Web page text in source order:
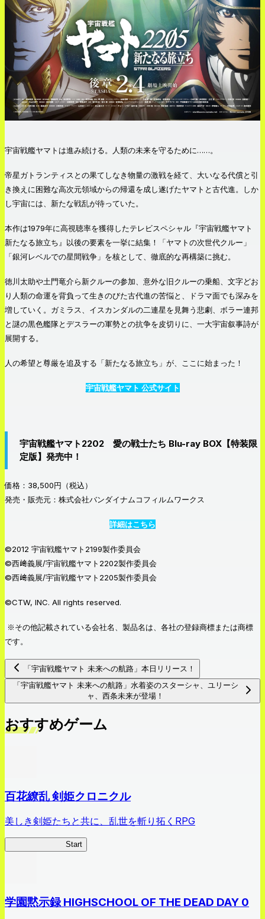
宇宙戦艦ヤマトは進み続ける。人類の未来を守るために……。
帝星ガトランティスとの果てしなき物量の激戦を経て、大いなる代償と引
き換えに困難な高次元領域からの帰還を成し遂げたヤマトと古代進。しか
し宇宙には、新たな戦乱が待っていた。
本作は1979年に高視聴率を獲得したテレビスペシャル『宇宙戦艦ヤマト
新たなる旅立ち』以後の要素を一挙に結集！「ヤマトの次世代クルー」
「銀河レベルでの星間戦争」を核として、徹底的な再構築に挑む。
徳川太助や土門竜介ら新クルーの参加、意外な旧クルーの乗船、文字どお
り人類の命運を背負って生きのびた古代進の苦悩と、ドラマ面でも深みを
増していく。ガミラス、イスカンダルの二連星を見舞う悲劇、ボラー連邦
と謎の黒色艦隊とデスラーの軍勢との抗争を皮切りに、一大宇宙叙事詩が
展開する。
人の希望と尊厳を追及する「新たなる旅立ち」が、ここに始まった！
宇宙戦艦ヤマト 公式サイト
宇宙戦艦ヤマト2202 愛の戦士たち Blu-ray BOX【特装限
定版】発売中！
価格：38,500円（税込）
発売・販売元：株式会社バンダイナムコフィルムワークス
詳細はこちら
©2012 宇宙戦艦ヤマト2199製作委員会
©西﨑義展/宇宙戦艦ヤマト2202製作委員会
©西﨑義展/宇宙戦艦ヤマト2205製作委員会
©CTW, INC. All rights reserved.
※その他記載されている会社名、製品名は、各社の登録商標または商標
です。
「宇宙戦艦ヤマト 未来への航路」本日リリース！
「宇宙戦艦ヤマト 未来への航路」水着姿のスターシャ、ユリーシ
ャ、西条未来が登場！
おすすめゲーム
百花繚乱 剣姫クロニクル
美しき剣姫たちと共に、乱世を斬り拓くRPG
Start
学園黙示録 HIGHSCHOOL OF THE DEAD DAY 0